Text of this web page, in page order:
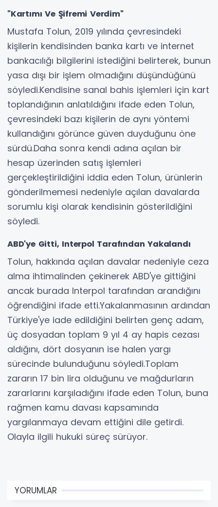
"Kartımı Ve Şifremi Verdim"
Mustafa Tolun, 2019 yılında çevresindeki
kişilerin kendisinden banka kartı ve internet
bankacılığı bilgilerini istediğini belirterek, bunun
yasa dışı bir işlem olmadığını düşündüğünü
söyledi.Kendisine sanal bahis işlemleri için kart
toplandığının anlatıldığını ifade eden Tolun,
çevresindeki bazı kişilerin de aynı yöntemi
kullandığını görünce güven duyduğunu öne
sürdü.Daha sonra kendi adına açılan bir
hesap üzerinden satış işlemleri
gerçekleştirildiğini iddia eden Tolun, ürünlerin
gönderilmemesi nedeniyle açılan davalarda
sorumlu kişi olarak kendisinin gösterildiğini
söyledi.
ABD'ye Gitti, Interpol Tarafından Yakalandı
Tolun, hakkında açılan davalar nedeniyle ceza
alma ihtimalinden çekinerek ABD'ye gittiğini
ancak burada Interpol tarafından arandığını
öğrendiğini ifade etti.Yakalanmasının ardından
Türkiye'ye iade edildiğini belirten genç adam,
üç dosyadan toplam 9 yıl 4 ay hapis cezası
aldığını, dört dosyanın ise halen yargı
sürecinde bulunduğunu söyledi.Toplam
zararın 17 bin lira olduğunu ve mağdurların
zararlarını karşıladığını ifade eden Tolun, buna
rağmen kamu davası kapsamında
yargılanmaya devam ettiğini dile getirdi.
Olayla ilgili hukuki süreç sürüyor.
YORUMLAR